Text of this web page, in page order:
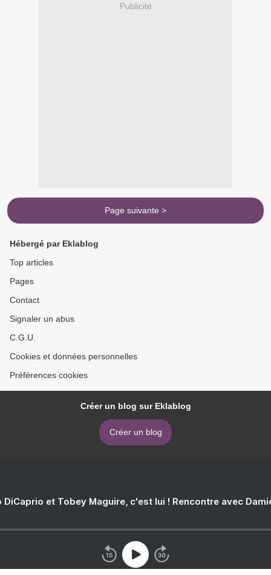
Publicité
Page suivante >
Hébergé par Eklablog
Top articles
Pages
Contact
Signaler un abus
C.G.U.
Cookies et données personnelles
Préférences cookies
Créer un blog sur Eklablog
Créer un blog
DiCaprio et Tobey Maguire, c'est lui ! Rencontre avec